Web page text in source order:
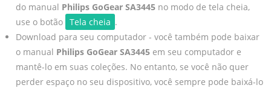
do manual Philips GoGear SA3445no modo de tela cheia,
use o botão Tela cheia .
Download para seu computador - você também pode baixar
o manual Philips GoGear SA3445em seu computador e
mantê-lo em suas coleções. No entanto, se você não quer
perder espaço no seu dispositivo, você sempre pode baixá-lo